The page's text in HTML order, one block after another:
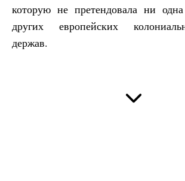
которую не претендовала ни
других европейских
держав.